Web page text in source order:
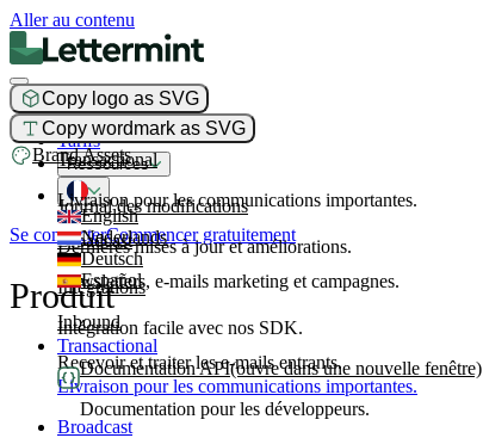
Aller au contenu
Copy logo as SVG
Copy wordmark as SVG
Brand Assets
Produit
Transactional
Livraison pour les communications importantes.
Broadcast
Newsletters, e-mails marketing et campagnes.
Inbound
Recevoir et traiter les e-mails entrants.
Tarifs
Ressources
Journal des modifications
Dernières mises à jour et améliorations.
Intégrations
Intégration facile avec nos SDK.
Documentation API(ouvre dans une nouvelle fenêtre)
Documentation pour les développeurs.
English
Nederlands
Deutsch
Español
Se connecterCommencer gratuitement
Produit
Transactional
Livraison pour les communications importantes.
Broadcast